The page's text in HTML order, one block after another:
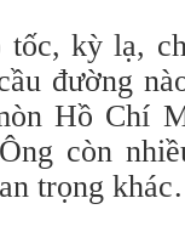
tốc, kỳ lạ,
đường
Hồ Chí
còn
trọng